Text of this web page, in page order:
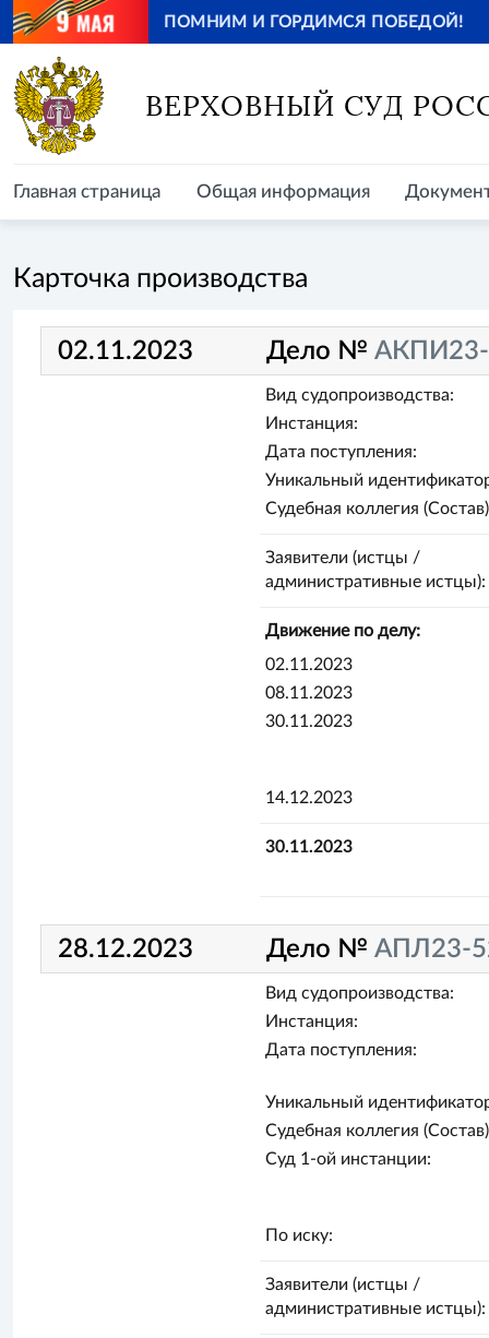
ПОМНИМ И ГОРДИМСЯ ПОБЕДОЙ!
Главная страница
ВЕРХОВНЫЙ СУД
Главная страница Общая информация
Карточка производства
02.11.2023 Дело №
Вид судопроизводства:
Инстанция:
Дата поступления:
Уникальный
Судебная коллегия
Заявители (истцы /
административные истцы):
Движение по делу:
02.11.2023
08.11.2023
30.11.2023
14.12.2023
30.11.2023
28.12.2023 Дело № АПЛ23-
Вид судопроизводства:
Инстанция:
Дата поступления:
Уникальный
Судебная коллегия
Суд 1-ой инстанции:
По иску:
Заявители (истцы /
административные истцы):